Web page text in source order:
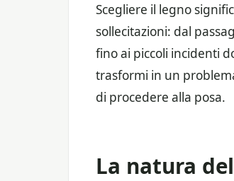
Scegliere il legno
sollecitazioni: dal
fino ai piccoli incidenti
trasformi in un
di procedere alla posa.
La natura